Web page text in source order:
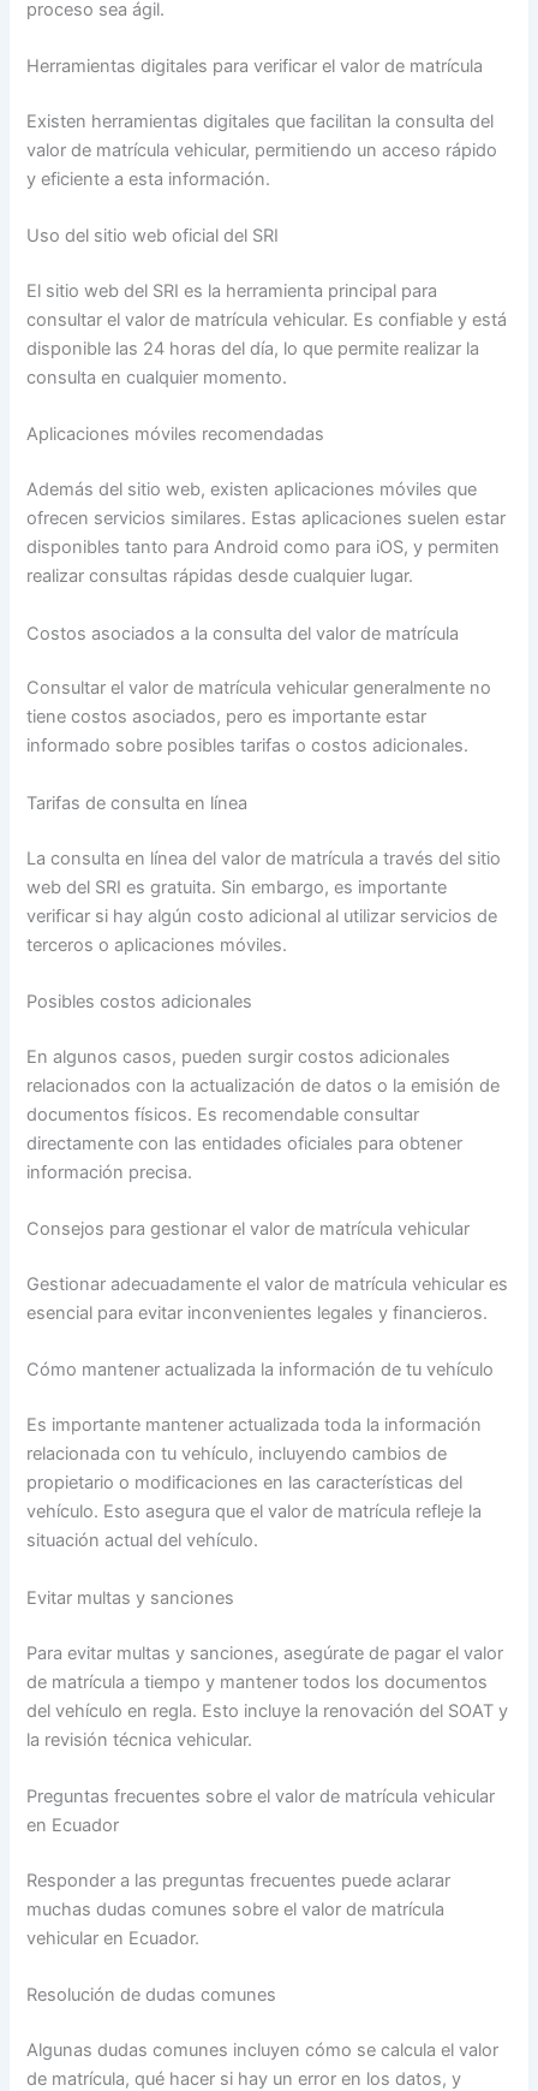
proceso sea ágil.
Herramientas digitales para verificar el valor de matrícula
Existen herramientas digitales que facilitan la consulta del
valor de matrícula vehicular, permitiendo un acceso rápido
y eficiente a esta información.
Uso del sitio web oficial del SRI
El sitio web del SRI es la herramienta principal para
consultar el valor de matrícula vehicular. Es confiable y está
disponible las 24 horas del día, lo que permite realizar la
consulta en cualquier momento.
Aplicaciones móviles recomendadas
Además del sitio web, existen aplicaciones móviles que
ofrecen servicios similares. Estas aplicaciones suelen estar
disponibles tanto para Android como para iOS, y permiten
realizar consultas rápidas desde cualquier lugar.
Costos asociados a la consulta del valor de matrícula
Consultar el valor de matrícula vehicular generalmente no
tiene costos asociados, pero es importante estar
informado sobre posibles tarifas o costos adicionales.
Tarifas de consulta en línea
La consulta en línea del valor de matrícula a través del sitio
web del SRI es gratuita. Sin embargo, es importante
verificar si hay algún costo adicional al utilizar servicios de
terceros o aplicaciones móviles.
Posibles costos adicionales
En algunos casos, pueden surgir costos adicionales
relacionados con la actualización de datos o la emisión de
documentos físicos. Es recomendable consultar
directamente con las entidades oficiales para obtener
información precisa.
Consejos para gestionar el valor de matrícula vehicular
Gestionar adecuadamente el valor de matrícula vehicular es
esencial para evitar inconvenientes legales y financieros.
Cómo mantener actualizada la información de tu vehículo
Es importante mantener actualizada toda la información
relacionada con tu vehículo, incluyendo cambios de
propietario o modificaciones en las características del
vehículo. Esto asegura que el valor de matrícula refleje la
situación actual del vehículo.
Evitar multas y sanciones
Para evitar multas y sanciones, asegúrate de pagar el valor
de matrícula a tiempo y mantener todos los documentos
del vehículo en regla. Esto incluye la renovación del SOAT y
la revisión técnica vehicular.
Preguntas frecuentes sobre el valor de matrícula vehicular
en Ecuador
Responder a las preguntas frecuentes puede aclarar
muchas dudas comunes sobre el valor de matrícula
vehicular en Ecuador.
Resolución de dudas comunes
Algunas dudas comunes incluyen cómo se calcula el valor
de matrícula, qué hacer si hay un error en los datos, y